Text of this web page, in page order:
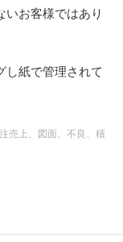
いお客様ではあり
し紙で管理されて
わかる用語で話
らが通訳として
売上、図面、不良、積